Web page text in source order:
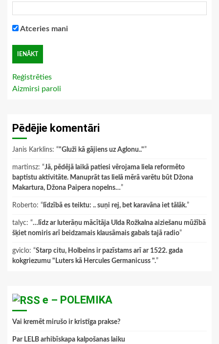
Atceries mani
Reģistrēties
Aizmirsi paroli
Pēdējie komentāri
Janis Karklins: “"Gluži kā gājiens uz Aglonu.."”
martinsz: “Jā, pēdējā laikā patiesi vērojama liela reformēto
baptistu aktivitāte. Manuprāt tas lielā mērā varētu būt Džona
Makartura, Džona Paipera nopelns…”
Roberto: “ līdzībā es teiktu: .. suņi rej, bet karavāna iet tālāk.”
talyc: “…līdz ar luterāņu mācītāja Ulda Rožkalna aiziešanu mūžībā
šķiet nomiris arī beidzamais klausāmais gabals tajā radio”
gviclo: “Starp citu, Holbeins ir pazīstams arī ar 1522. gada
kokgriezumu "Luters kā Hercules Germanicuss ".”
e – POLEMIKA
Vai kremēt mirušo ir kristīga prakse?
Par LELB arhibīskapa kalpošanas laiku